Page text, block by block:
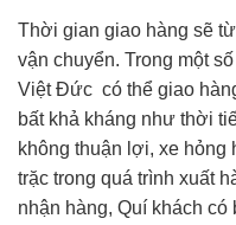
Thời gian giao hàng sẽ
vận chuyển. Trong một
Việt Đức có thể giao
bất khả kháng như thời
không thuận lợi, xe hỏng
trặc trong quá trình xuất
nhận hàng, Quí khách có